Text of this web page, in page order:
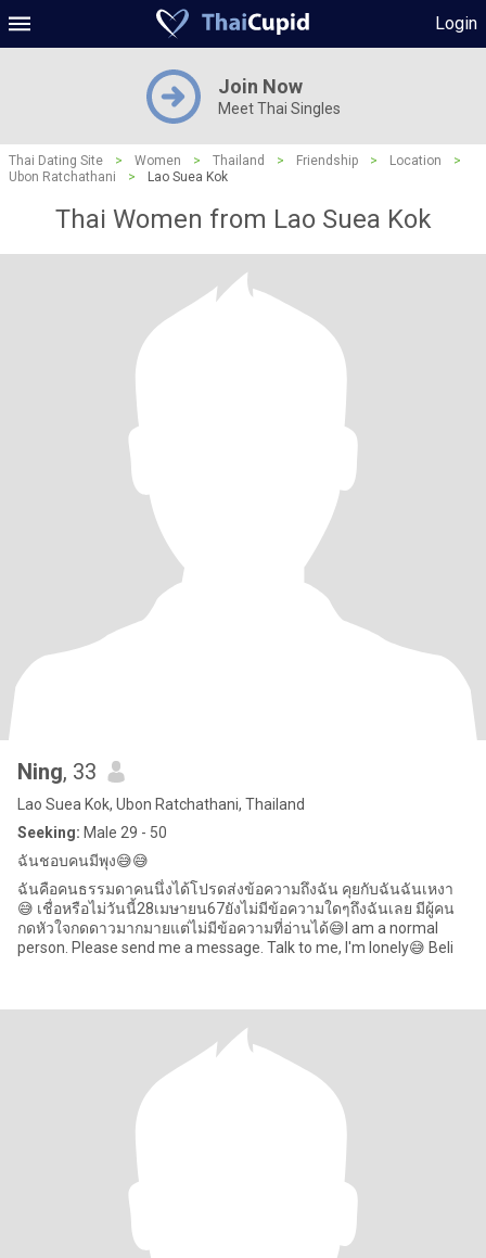
Login
Join Now
Meet Thai Singles
Thai Dating Site > Women > Thailand > Friendship > Location
>
Ubon Ratchathani
> Lao Suea Kok
Thai Women from Lao Suea Kok
Ning, 33
Lao Suea Kok, Ubon Ratchathani, Thailand
Seeking: Male 29 - 50
ฉันชอบคนมีพุง😅😅
ฉันคือคนธรรมดาคนนึ่งได้โปรดส่งข้อความถึงฉัน คุยกับฉันฉันเหงา
😅 เชื่อหรือไม่วันนี้28เมษายน67ยังไม่มีข้อความใดๆถึงฉันเลย มีผู้คน
กดหัวใจกดดาวมากมายแต่ไม่มีข้อความที่อ่านได้😅I am a normal
person. Please send me a message. Talk to me, I'm lonely😅 Beli